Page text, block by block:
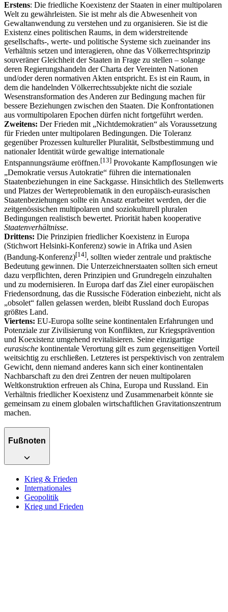
Erstens: Die friedliche Koexistenz der Staaten in einer multipolaren
Welt zu gewährleisten. Sie ist mehr als die Abwesenheit von
Gewaltanwendung zu verstehen und zu organisieren. Sie ist die
Existenz eines politischen Raums, in dem widerstreitende
gesellschafts-, werte- und politische Systeme sich zueinander ins
Verhältnis setzen und interagieren, ohne das Völkerrechtsprinzip
souveräner Gleichheit der Staaten in Frage zu stellen – solange
deren Regierungshandeln der Charta der Vereinten Nationen
und/oder deren normativen Akten entspricht. Es ist ein Raum, in
dem die handelnden Völkerrechtssubjekte nicht die soziale
Wesenstransformation des Anderen zur Bedingung machen für
bessere Beziehungen zwischen den Staaten. Die Konfrontationen
aus vormultipolaren Epochen dürfen nicht fortgeführt werden.
Zweitens: Der Frieden mit „Nichtdemokratien“ als Voraussetzung
für Frieden unter multipolaren Bedingungen. Die Toleranz
gegenüber Prozessen kultureller Pluralität, Selbstbestimmung und
nationaler Identität würde gewaltige internationale
Entspannungsräume eröffnen.[13] Provokante Kampflosungen wie
„Demokratie versus Autokratie“ führen die internationalen
Staatenbeziehungen in eine Sackgasse. Hinsichtlich des Stellenwerts
und Platzes der Werteproblematik in den europäisch-eurasischen
Staatenbeziehungen sollte ein Ansatz erarbeitet werden, der die
zeitgenössischen multipolaren und soziokulturell pluralen
Bedingungen realistisch bewertet. Priorität haben kooperative
Staatenverhältnisse.
Drittens: Die Prinzipien friedlicher Koexistenz in Europa
(Stichwort Helsinki-Konferenz) sowie in Afrika und Asien
(Bandung-Konferenz)[14], sollten wieder zentrale und praktische
Bedeutung gewinnen. Die Unterzeichnerstaaten sollten sich erneut
dazu verpflichten, deren Prinzipien und Grundregeln einzuhalten
und zu modernisieren. In Europa darf das Ziel einer europäischen
Friedensordnung, das die Russische Föderation einbezieht, nicht als
„obsolet“ fallen gelassen werden, bleibt Russland doch Europas
größtes Land.
Viertens: EU-Europa sollte seine kontinentalen Erfahrungen und
Potenziale zur Zivilisierung von Konflikten, zur Kriegsprävention
und Koexistenz umgehend revitalisieren. Seine einzigartige
eurasische kontinentale Verortung gilt es zum gegenseitigen Vorteil
weitsichtig zu erschließen. Letzteres ist perspektivisch von zentralem
Gewicht, denn niemand anderes kann sich einer kontinentalen
Nachbarschaft zu den drei Zentren der neuen multipolaren
Weltkonstruktion erfreuen als China, Europa und Russland. Ein
Verhältnis friedlicher Koexistenz und Zusammenarbeit könnte sie
gemeinsam zu einem globalen wirtschaftlichen Gravitationszentrum
machen.
Fußnoten
Krieg & Frieden
Internationales
Geopolitik
Krieg und Frieden